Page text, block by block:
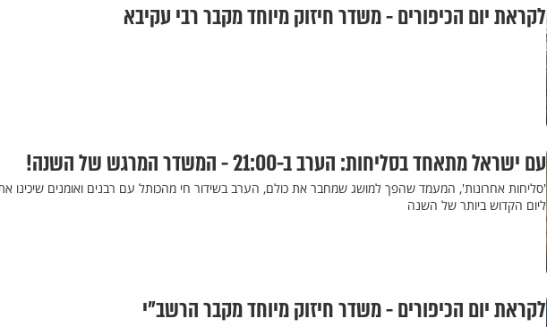
לקראת יום הכיפורים - משדר חיזוק מיוחד מקבר רבי עקיבא
עם ישראל מתאחד בסליחות: הערב ב-21:00 - המשדר המרגש של השנה!
'סליחות אחרונות', המעמד שהפך למושג שמחבר את כולם, הערב בשידור חי מהכותל עם רבנים ואומנים שיכינו
ליום הקדוש ביותר של השנה
לקראת יום הכיפורים - משדר חיזוק מיוחד מקבר הרשב"י